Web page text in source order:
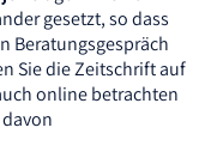
gesetzt, so dass
Beratungsgespräch
Sie die Zeitschrift auf
online betrachten